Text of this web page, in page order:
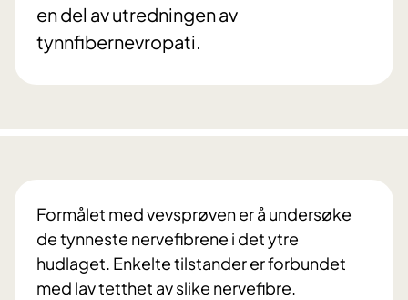
en del av utredningen av
tynnfibernevropati.
Formålet med vevsprøven er å undersøke
de tynneste nervefibrene i det ytre
hudlaget. Enkelte tilstander er forbundet
med lav tetthet av slike nervefibre.